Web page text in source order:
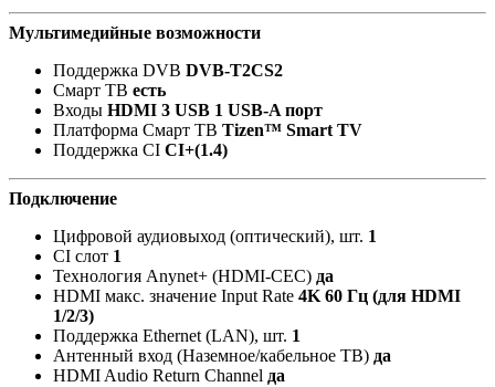
Мультимедийные возможности
Поддержка DVB DVB-T2CS2
Смарт ТВ есть
Входы HDMI 3 USB 1 USB-A порт
Платформа Смарт ТВ Tizen™ Smart TV
Поддержка CI CI+(1.4)
Подключение
Цифровой аудиовыход (оптический), шт. 1
CI слот 1
Технология Anynet+ (HDMI-CEC) да
HDMI макс. значение Input Rate 4K 60 Гц (для HDMI
1/2/3)
Поддержка Ethernet (LAN), шт. 1
Антенный вход (Наземное/кабельное ТВ) да
HDMI Audio Return Channel да